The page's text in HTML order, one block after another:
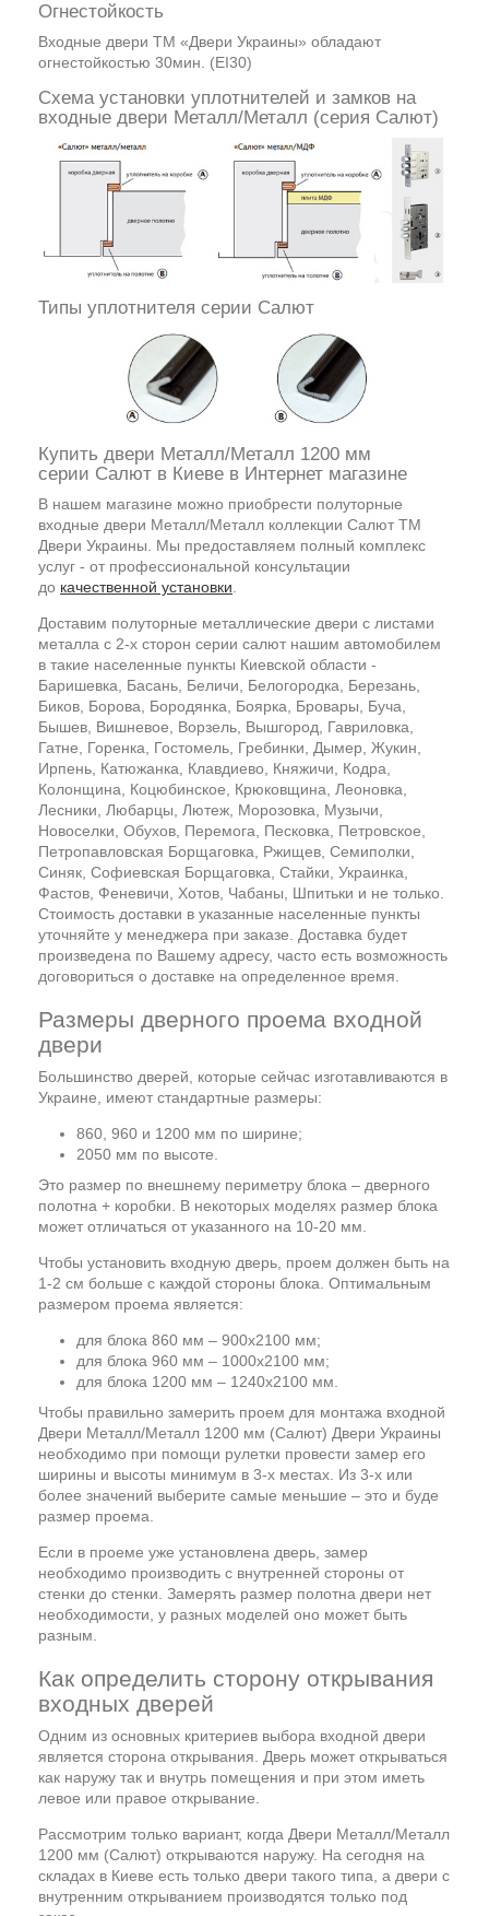
Огнестойкость
Входные двери ТМ «Двери Украины» обладают
огнестойкостью 30мин. (EI30)
Схема установки уплотнителей и замков на
входные двери Металл/Металл (серия Салют)
Типы уплотнителя серии Салют
Купить двери Металл/Металл 1200 мм
серии Салют в Киеве в Интернет магазине
В нашем магазине можно приобрести полуторные
входные двери Металл/Металл коллекции Салют ТМ
Двери Украины. Мы предоставляем полный комплекс
услуг - от профессиональной консультации
до качественной установки.
Доставим полуторные металлические двери с листами
металла с 2-х сторон серии салют нашим автомобилем
в такие населенные пункты Киевской области -
Баришевка, Басань, Беличи, Белогородка, Березань,
Биков, Борова, Бородянка, Боярка, Бровары, Буча,
Бышев, Вишневое, Ворзель, Вышгород, Гавриловка,
Гатне, Горенка, Гостомель, Гребинки, Дымер, Жукин,
Ирпень, Катюжанка, Клавдиево, Княжичи, Кодра,
Колонщина, Коцюбинское, Крюковщина, Леоновка,
Лесники, Любарцы, Лютеж, Морозовка, Музычи,
Новоселки, Обухов, Перемога, Песковка, Петровское,
Петропавловская Борщаговка, Ржищев, Семиполки,
Синяк, Софиевская Борщаговка, Стайки, Украинка,
Фастов, Феневичи, Хотов, Чабаны, Шпитьки и не только.
Стоимость доставки в указанные населенные пункты
уточняйте у менеджера при заказе. Доставка будет
произведена по Вашему адресу, часто есть возможность
договориться о доставке на определенное время.
Размеры дверного проема входной
двери
Большинство дверей, которые сейчас изготавливаются в
Украине, имеют стандартные размеры:
860, 960 и 1200 мм по ширине;
2050 мм по высоте.
Это размер по внешнему периметру блока – дверного
полотна + коробки. В некоторых моделях размер блока
может отличаться от указанного на 10-20 мм.
Чтобы установить входную дверь, проем должен быть на
1-2 см больше с каждой стороны блока. Оптимальным
размером проема является:
для блока 860 мм – 900х2100 мм;
для блока 960 мм – 1000х2100 мм;
для блока 1200 мм – 1240х2100 мм.
Чтобы правильно замерить проем для монтажа входной
Двери Металл/Металл 1200 мм (Салют) Двери Украины
необходимо при помощи рулетки провести замер его
ширины и высоты минимум в 3-х местах. Из 3-х или
более значений выберите самые меньшие – это и буде
размер проема.
Если в проеме уже установлена дверь, замер
необходимо производить с внутренней стороны от
стенки до стенки. Замерять размер полотна двери нет
необходимости, у разных моделей оно может быть
разным.
Как определить сторону открывания
входных дверей
Одним из основных критериев выбора входной двери
является сторона открывания. Дверь может открываться
как наружу так и внутрь помещения и при этом иметь
левое или правое открывание.
Рассмотрим только вариант, когда Двери Металл/Металл
1200 мм (Салют) открываются наружу. На сегодня на
складах в Киеве есть только двери такого типа, а двери с
внутренним открыванием производятся только под